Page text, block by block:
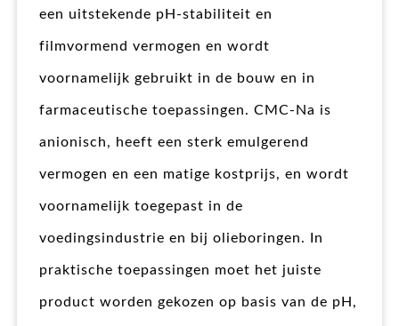
een uitstekende pH-stabiliteit en
filmvormend vermogen en wordt
voornamelijk gebruikt in de bouw en in
farmaceutische toepassingen. CMC-Na is
anionisch, heeft een sterk emulgerend
vermogen en een matige kostprijs, en wordt
voornamelijk toegepast in de
voedingsindustrie en bij olieboringen. In
praktische toepassingen moet het juiste
product worden gekozen op basis van de pH,